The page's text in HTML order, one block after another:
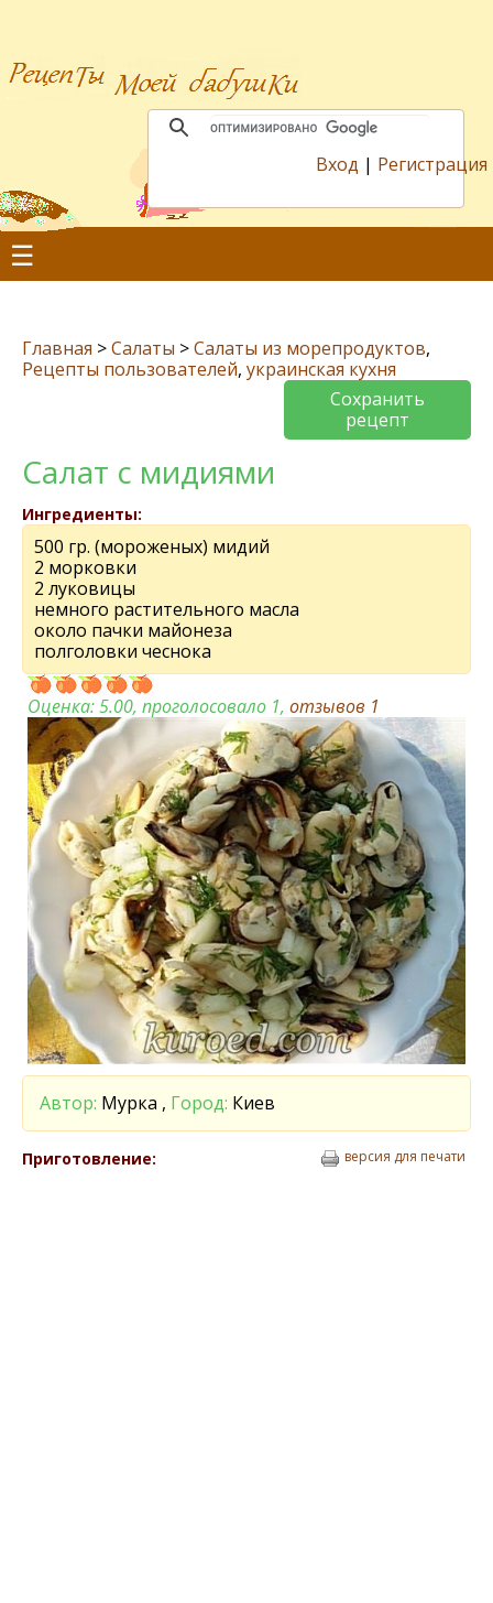
Вход | Регистрация
☰
Главная >Салаты >Салаты из морепродуктов,
Рецепты пользователей, украинская кухня
Сохранить
рецепт
Салат с мидиями
Ингредиенты:
500 гр. (мороженых) мидий
2 морковки
2 луковицы
немного растительного масла
около пачки майонеза
полголовки чеснока
Оценка:5.00, проголосовало 1, отзывов 1
Автор: Мурка , Город: Киев
Приготовление: версия для печати